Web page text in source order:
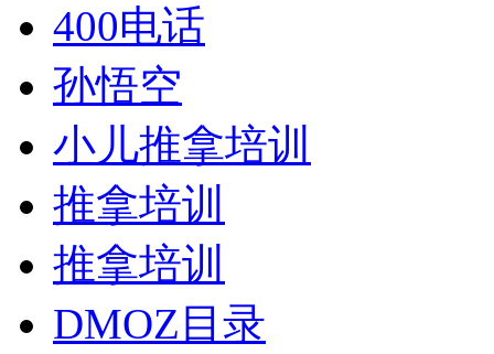
400电话
孙悟空
小儿推拿培训
推拿培训
推拿培训
DMOZ目录